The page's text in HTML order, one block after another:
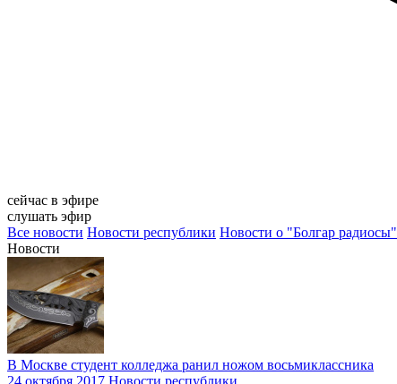
сейчас в эфире
слушать эфир
Все новости Новости республики Новости о "Болгар радиосы"
Новости
В Москве студент колледжа ранил ножом восьмиклассника